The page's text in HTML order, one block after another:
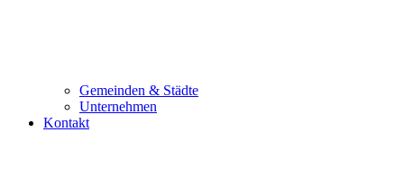
Gemeinden & Städte
Unternehmen
Kontakt